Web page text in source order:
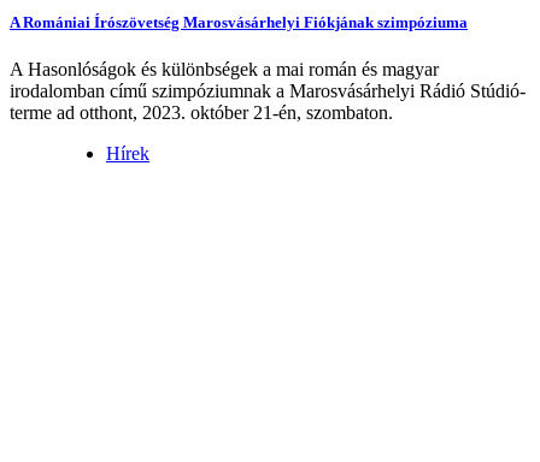
A Romániai Írószövetség Marosvásárhelyi Fiókjának szimpóziuma
A Hasonlóságok és különbségek a mai román és magyar
irodalomban című szimpóziumnak a Marosvásárhelyi Rádió Stúdió-
terme ad otthont, 2023. október 21-én, szombaton.
Hírek